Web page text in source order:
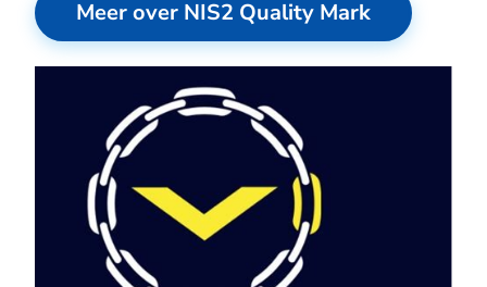
Meer over NIS2 Quality Mark